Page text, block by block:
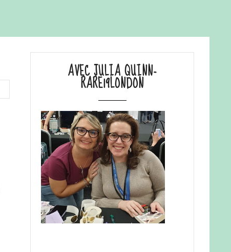
AVEC JULIA QUINN-
RARE19LONDON